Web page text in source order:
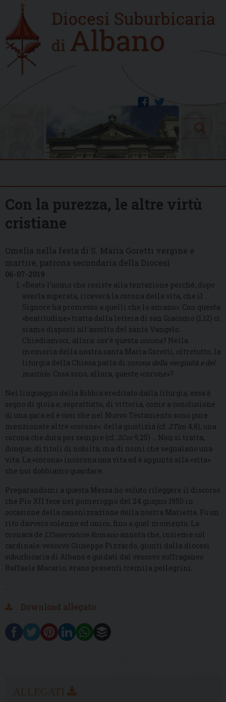
content
Home
new
twitter
facebook
Search
Con la purezza, le altre virtù
cristiane
Omelia nella festa di S. Maria Goretti vergine e
martire, patrona secondaria della Diocesi
06-07-2019
«Beato l’uomo che resiste alla tentazione perché, dopo
averla superata, riceverà la corona della vita, che il
Signore ha promesso a quelli che lo amano». Con questa
«beatitudine» tratta dalla lettera di san Giacomo (1,12) ci
siamo disposti all’ascolto del santo Vangelo.
Chiediamoci, allora: cos’è questa corona? Nella
memoria della nostra santa Maria Goretti, oltretutto, la
liturgia della Chiesa parla di corona della verginità e del
martirio. Cosa sono, allora, queste «corone»?
Nel linguaggio della Bibbia ereditato dalla liturgia, essa è
segno di gioia e, soprattutto, di vittoria, come a conclusione
di una gara ed è così che nel Nuovo Testamento sono pure
menzionate altre «corone»: della giustizia (cf. 2Tim 4,8), una
corona che dura per sempre (cf. 2Cor 9,25) … Non si tratta,
dunque, di titoli di nobiltà, ma di nomi che segnalano una
vita. La «corona» incorona una vita ed è appunto alla «vita»
che noi dobbiamo guardare.
Preparandomi a questa Messa ho voluto rileggere il discorso
che Pio XII fece nel pomeriggio del 24 giugno 1950 in
occasione della canonizzazione della nostra Marietta. Fu un
rito davvero solenne ed unico, fino a quel momento. La
cronaca de L’Osservatore Romano annota che, insieme col
cardinale-vescovo Giuseppe Pizzardo, giunti dalla diocesi
suburbicaria di Albano e guidati dal vescovo suffraganeo
Raffaele Macario, erano presenti tremila pellegrini.
…
Download allegato